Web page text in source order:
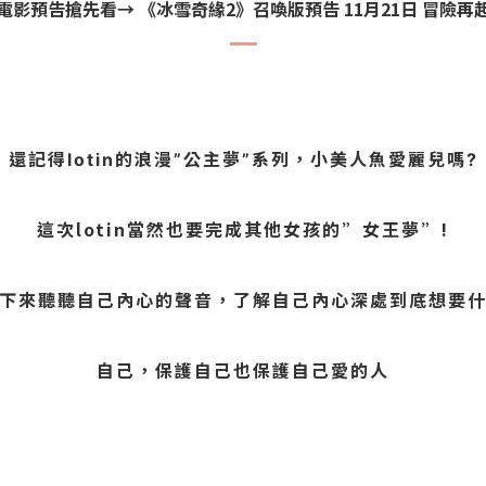
影預告搶先看→ 《冰雪奇緣2》召喚版預告 11月21日 冒險再
還記得lotin的浪漫”公主夢”系列，小美人魚愛麗兒嗎?
這次lotin當然也要完成其他女孩的”女王夢”!
來聽聽自己內心的聲音，了解自己內心深處到底想要
自己，保護自己也保護自己愛的人